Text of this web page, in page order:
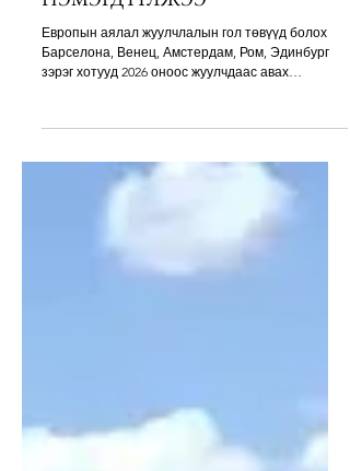
ЖУУЛЧДЫН ТАТВАРАА
НЭМЭГДҮҮЛЖЭЭ
Европын аялал жуулчлалын гол төвүүд болох
хураамжаа нэмэгдүүлж, шинэ журам мөрдөж
татвар шөнөдөө нэг хүнд €3.40-€15 хүртэл болсон
бол Венец хот өдрийн аялагчдаас €5-10-ийн
НӨАТ 21 хувь болж нэмэгдсэнээр €200-ийн
өрөөнд байрлах жуулчин ойролцоогоор €67-ын